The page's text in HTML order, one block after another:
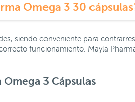
Omega 3 30
siendo conveniente para
funcionamiento. Mayla
3 Cápsulas